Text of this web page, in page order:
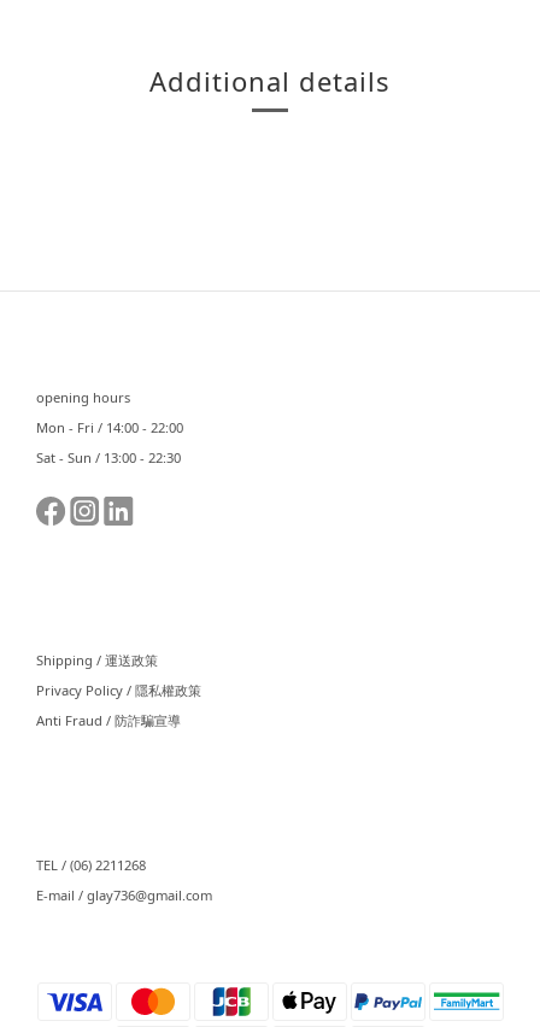
Additional details
opening hours
Mon - Fri / 14:00 - 22:00
Sat - Sun / 13:00 - 22:30
Shipping / 運送政策
Privacy Policy / 隱私權政策
Anti Fraud / 防詐騙宣導
TEL / (06) 2211268
E-mail / glay736@gmail.com⠀⠀